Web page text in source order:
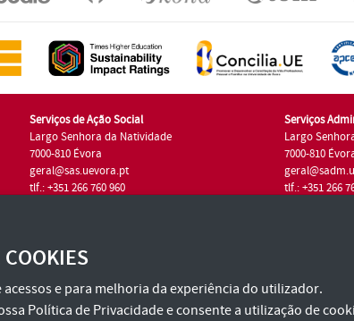
Serviços de Ação Social
Largo Senhora da Natividade
7000-810 Évora
geral@sas.uevora.pt
tlf.: +351 266 760 960
Serviços
Largo
7000-810
tlf.: +351 266
e para melhoria da experiência do utilizador.
Política de Privacidadee consente a utilização de